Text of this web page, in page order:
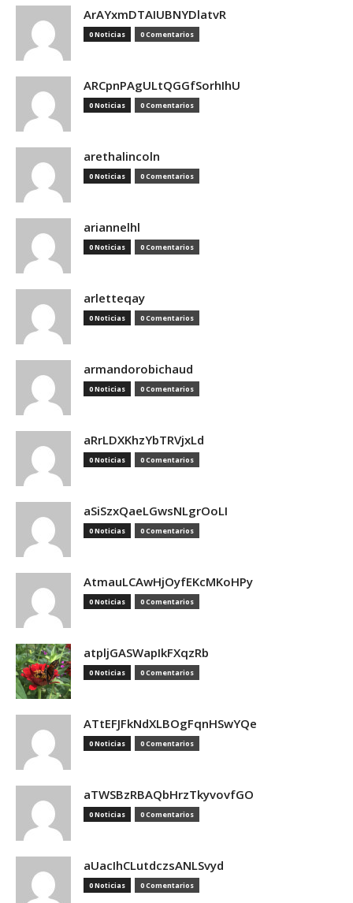
ArAYxmDTAIUBNYDlatvR
0 Noticias 0 Comentarios
ARCpnPAgULtQGGfSorhIhU
0 Noticias 0 Comentarios
arethalincoln
0 Noticias 0 Comentarios
ariannelhl
0 Noticias 0 Comentarios
arletteqay
0 Noticias 0 Comentarios
armandorobichaud
0 Noticias 0 Comentarios
aRrLDXKhzYbTRVjxLd
0 Noticias 0 Comentarios
aSiSzxQaeLGwsNLgrOoLI
0 Noticias 0 Comentarios
AtmauLCAwHjOyfEKcMKoHPy
0 Noticias 0 Comentarios
atpljGASWapIkFXqzRb
0 Noticias 0 Comentarios
ATtEFJFkNdXLBOgFqnHSwYQe
0 Noticias 0 Comentarios
aTWSBzRBAQbHrzTkyvovfGO
0 Noticias 0 Comentarios
aUacIhCLutdczsANLSvyd
0 Noticias 0 Comentarios